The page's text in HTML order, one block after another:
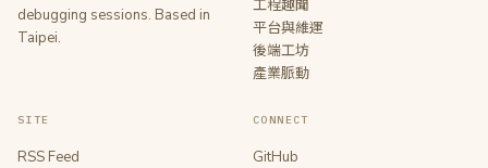
debugging sessions. Based in
Taipei.
工程趣聞
平台與維運
後端工坊
產業脈動
SITE
RSS Feed
CONNECT
GitHub